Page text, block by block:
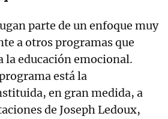
parte de un enfoque muy
a otros programas que
la educación emocional.
está la
en gran medida, a
de Joseph Ledoux,